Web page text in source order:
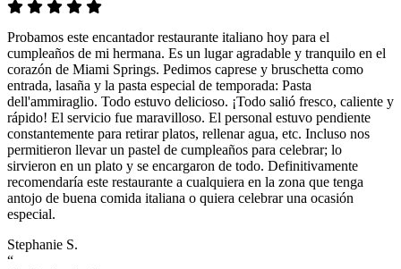
Probamos este encantador restaurante italiano hoy para el
cumpleaños de mi hermana. Es un lugar agradable y tranquilo en el
corazón de Miami Springs. Pedimos caprese y bruschetta como
entrada, lasaña y la pasta especial de temporada: Pasta
dell'ammiraglio. Todo estuvo delicioso. ¡Todo salió fresco, caliente y
rápido! El servicio fue maravilloso. El personal estuvo pendiente
constantemente para retirar platos, rellenar agua, etc. Incluso nos
permitieron llevar un pastel de cumpleaños para celebrar; lo
sirvieron en un plato y se encargaron de todo. Definitivamente
recomendaría este restaurante a cualquiera en la zona que tenga
antojo de buena comida italiana o quiera celebrar una ocasión
especial.
Stephanie S.
“